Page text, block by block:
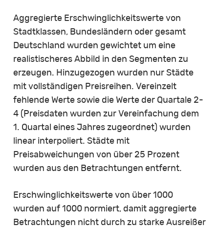
Aggregierte Erschwinglichkeitswerte von
Stadtklassen, Bundesländern oder gesamt
Deutschland wurden gewichtet um eine
realistischeres Abbild in den Segmenten zu
erzeugen. Hinzugezogen wurden nur Städte
mit vollständigen Preisreihen. Vereinzelt
fehlende Werte sowie die Werte der Quartale 2-
4 (Preisdaten wurden zur Vereinfachung dem
1. Quartal eines Jahres zugeordnet) wurden
linear interpoliert. Städte mit
Preisabweichungen von über 25 Prozent
wurden aus den Betrachtungen entfernt.
Erschwinglichkeitswerte von über 1000
wurden auf 1000 normiert, damit aggregierte
Betrachtungen nicht durch zu starke Ausreißer